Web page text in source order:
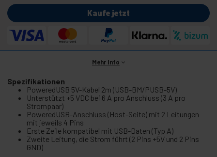
Kaufe jetzt
Mehr Info
Spezifikationen
PoweredUSB 5V-Kabel 2m (USB-BM/PUSB-5V)
Unterstützt +5 VDC bei 6 A pro Anschluss (3 A pro
Strompaar)
PoweredUSB-Anschluss (Host-Seite) mit 2 Leitungen
mit jeweils 4 Pins
Erste Zeile kompatibel mit USB-Daten (Typ A)
Zweite Leitung, die Strom führt (2 Pins +5V und 2 Pins
GND)